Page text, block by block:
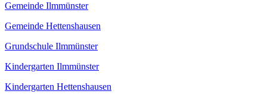
Gemeinde Ilmmünster
Gemeinde Hettenshausen
Grundschule Ilmmünster
Kindergarten Ilmmünster
Kindergarten Hettenshausen